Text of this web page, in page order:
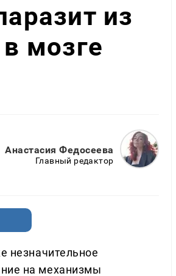
из
мозге
Анастасия Федосеева
Главный редактор
незначительное
на механизмы